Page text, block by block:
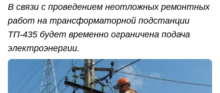
В связи с проведением неотложных ремонтных
работ на трансформаторной подстанции
ТП-435 будет временно ограничена подача
электроэнергии.